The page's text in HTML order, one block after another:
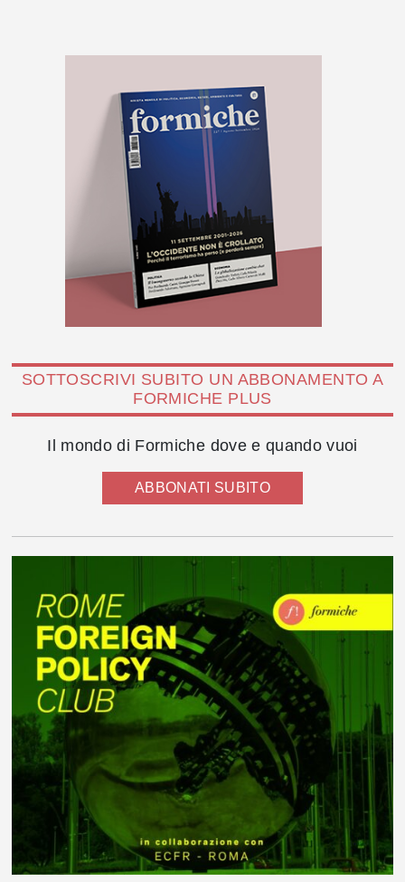
SOTTOSCRIVI SUBITO UN ABBONAMENTO A
FORMICHE PLUS
Il mondo di Formiche dove e quando vuoi
ABBONATI SUBITO